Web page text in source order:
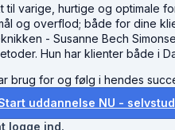
varige, hurtige og optimale
og overflod; både for dine
- Susanne Bech
Hun har klienter både i
brug for og følg i hendes
uddannelse NU -
logge ind.